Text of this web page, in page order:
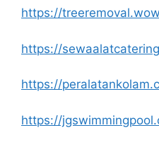
https://
https://
https://
https://